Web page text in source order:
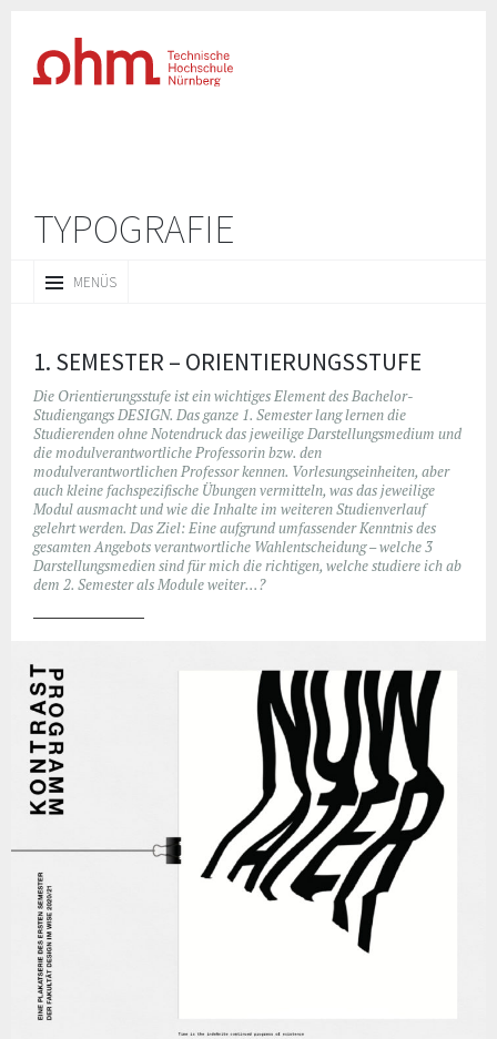
TYPOGRAFIE
MENÜS
INHALT
1. SEMESTER – ORIENTIERUNGSSTUFE
Die Orientierungsstufe ist ein wichtiges Element des Bachelor-
Studiengangs DESIGN. Das ganze 1. Semester lang lernen die
Studierenden ohne Notendruck das jeweilige Darstellungsmedium und
die modulverantwortliche Professorin bzw. den
modulverantwortlichen Professor kennen. Vorlesungseinheiten, aber
auch kleine fachspezifische Übungen vermitteln, was das jeweilige
Modul ausmacht und wie die Inhalte im weiteren Studienverlauf
gelehrt werden. Das Ziel: Eine aufgrund umfassender Kenntnis des
gesamten Angebots verantwortliche Wahlentscheidung – welche 3
Darstellungsmedien sind für mich die richtigen, welche studiere ich ab
dem 2. Semester als Module weiter…?